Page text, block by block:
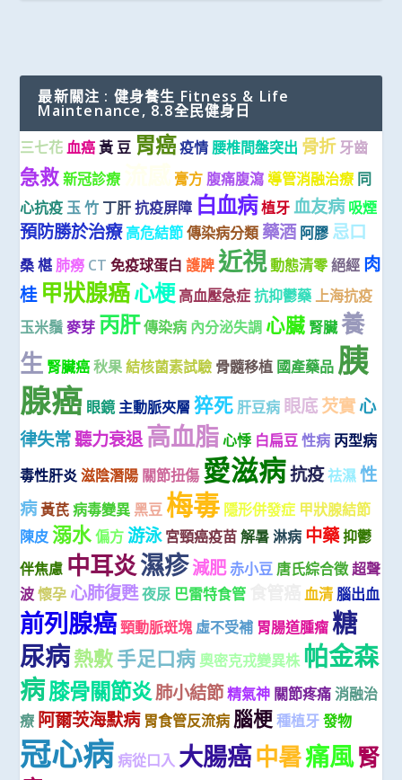
最新關注 : 健身養生 Fitness & Life
Maintenance, 8.8全民健身日
三七花 血癌 黃 豆 胃癌疫情 腰椎間盤突出 骨折 牙齒
急救 新冠診療 膏方 腹痛腹瀉 導管消融治療 同
心抗疫 玉 竹 丁肝 抗疫屏障 白血病植牙 血友病 吸煙
預防勝於治療 高危結節 傳染病分類 藥酒 阿膠 忌口
桑 椹 肺癆 CT 免疫球蛋白 護脾 近視動態清零絕經 肉
桂 甲狀腺癌心梗 高血壓急症 抗抑鬱藥 上海抗疫
玉米鬚 麥芽 丙肝傳染病 內分泌失調 心臟 腎臟 養
生 腎臟癌 秋果 結核菌素試驗 骨髓移植 國產藥品 胰
腺癌 眼鏡 主動脈夾層 猝死 肝豆病 眼底芡實心
律失常聽力衰退高血脂 心悸 白扁豆 性病 丙型病
毒性肝炎 滋陰潛陽 關節扭傷 愛滋病抗疫祛濕 性
病黃芪 病毒變異 黑豆 梅毒 隱形併發症 甲狀腺結節
陳皮 溺水 偏方 游泳 宮頸癌疫苗 解暑 淋病 中藥抑鬱
伴焦慮 中耳炎濕疹減肥赤小豆 唐氏綜合徵 超聲
波 懷孕 心肺復甦夜尿 巴雷特食管 血清 腦出血
前列腺癌頸動脈斑塊 虛不受補 胃腸道腫瘤 糖
尿病熱敷手足口病 奧密克戎變異株 帕金森
病膝骨關節炎肺小結節精氣神 關節疼痛 消融治
療 阿爾茨海默病 胃食管反流病 腦梗 種植牙 發物
冠心病 病從口入 大腸癌中暑痛風腎